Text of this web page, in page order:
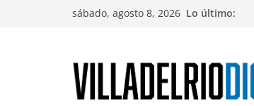
sábado, agosto 8, 2026 Lo último: